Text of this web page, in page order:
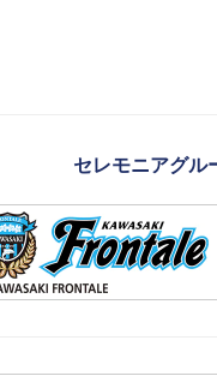
セレモニアグル